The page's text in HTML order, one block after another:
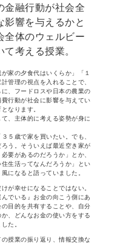
金融行動が社会全
影響を与えるかと
全体のウェルビー
考える授業。
家の夕食代はいくらか」「１
管理の視点を入れることで、
、フードロスや日本の農業の
行動が社会に影響を与えてい
なります。
、主体的に考える姿勢が身に
５歳で家を買いたい。でも、
う。そういえば最近空き家が
要があるのだろうか」とか、
生活ってなんだろうか」とい
になると語っていました。
が幸せになることではない。
でいる』お金の向こう側にあ
目的を共有することや、自分
、どんなお金の使い方をする
た。
授業の振り返り、情報交換な